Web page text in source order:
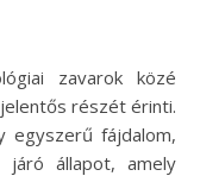
részét érinti.
egyszerű fájdalom,
állapot, amely